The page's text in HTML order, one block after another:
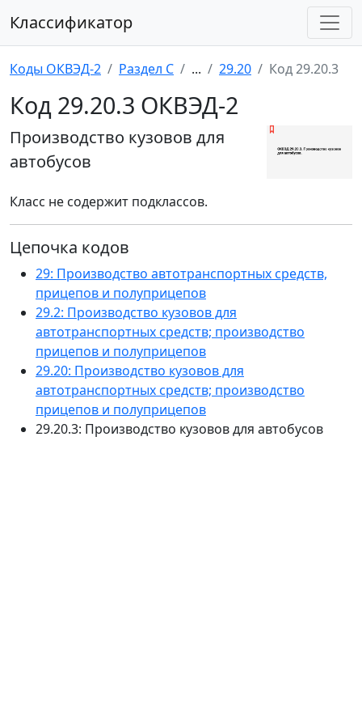
Классификатор
Коды ОКВЭД-2 Раздел C ... 29.20 Код 29.20.3
Код 29.20.3 ОКВЭД-2
Производство кузовов для
автобусов
Класс не содержит подклассов.
Цепочка кодов
29: Производство автотранспортных средств,
прицепов и полуприцепов
29.2: Производство кузовов для
автотранспортных средств; производство
прицепов и полуприцепов
29.20: Производство кузовов для
автотранспортных средств; производство
прицепов и полуприцепов
29.20.3: Производство кузовов для автобусов